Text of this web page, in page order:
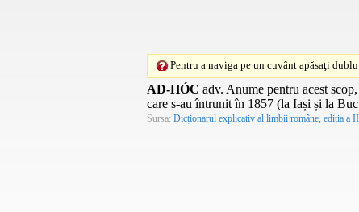
Pentru a naviga pe un cuvânt apăsaţi
AD-HÓC adv. Anume pentru acest
care s-au întrunit în 1857 (la Iași și la
Sursa: Dicționarul explicativ al limbii române, ediția a